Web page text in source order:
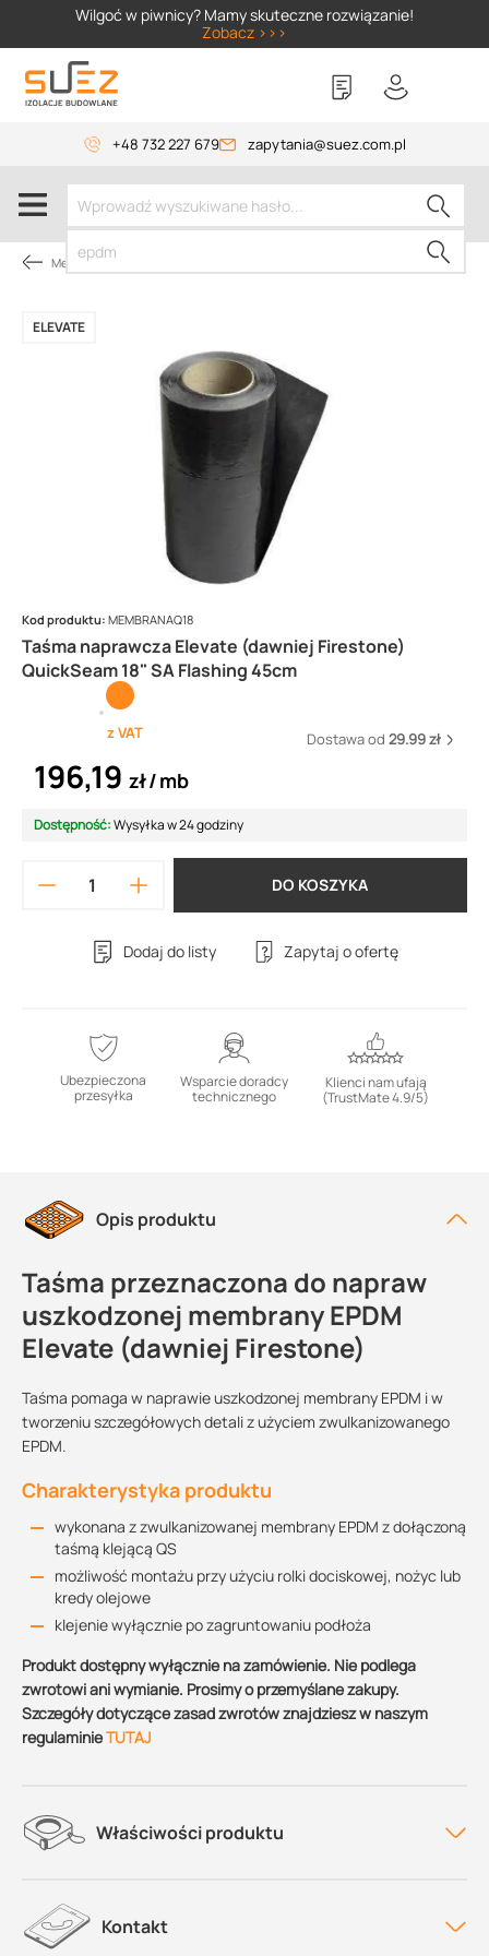
Wilgoć w piwnicy? Mamy skuteczne rozwiązanie!
Zobacz >>>
+48 732 227 679 zapytania@suez.com.pl
Membrany dachowe
Taśma naprawcza Elevate (dawniej Firestone)
QuickSeam 18" SA Flashing 45cm
ELEVATE
Kod produktu: MEMBRANAQ18
z VAT Dostawa od 29.99 zł
196,19 zł mb
Dostępność:Wysyłka w 24 godziny
DO KOSZYKA
Dodaj do listy Zapytaj o ofertę
Ubezpieczona
przesyłka
Wsparcie doradcy
technicznego
Klienci nam ufają
(TrustMate 4.9/5)
Opis produktu
Taśma przeznaczona do napraw
uszkodzonej membrany EPDM
Elevate (dawniej Firestone)
Taśma pomaga w naprawie uszkodzonej membrany EPDM i w
tworzeniu szczegółowych detali z użyciem zwulkanizowanego
EPDM.
Charakterystyka produktu
wykonana z zwulkanizowanej membrany EPDM z dołączoną
taśmą klejącą QS
możliwość montażu przy użyciu rolki dociskowej, nożyc lub
kredy olejowe
klejenie wyłącznie po zagruntowaniu podłoża
Produkt dostępny wyłącznie na zamówienie. Nie podlega
zwrotowi ani wymianie. Prosimy o przemyślane zakupy.
Szczegóły dotyczące zasad zwrotów znajdziesz w naszym
regulaminieTUTAJ
Właściwości produktu
Kontakt